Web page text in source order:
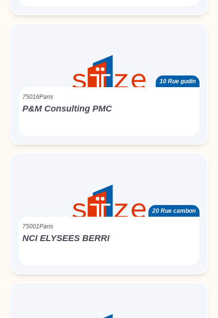
10 Rue gudin
75016Paris
P&M Consulting PMC
20 Rue cambon
75001Paris
NCI ELYSEES BERRI